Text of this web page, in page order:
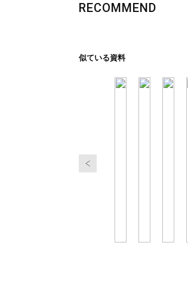
RECOMMEND
似ている資料